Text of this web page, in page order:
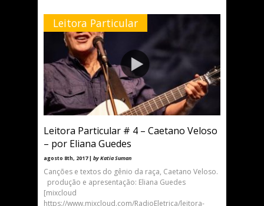
Leitora Particular
Leitora Particular # 4 – Caetano Veloso
– por Eliana Guedes
agosto 8th, 2017 | by Katia Suman
Canções e textos do gênio da raça, Caetano Veloso.
produção e apresentação: Eliana Guedes
[mixcloud
https://www.mixcloud.com/RadioEletrica/leitora-